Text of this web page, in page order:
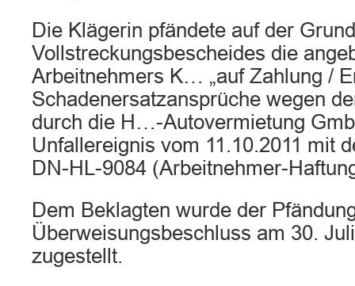
Die Klägerin pfändete auf der
Vollstreckungsbescheides die
Arbeitnehmers K… „auf Zahlung /
Schadenersatzansprüche wegen
durch die H…-Autovermietung
Unfallereignis vom 11.10.2011 mit
DN-HL-9084 (Arbeitnehmer-
Dem Beklagten wurde der
Überweisungsbeschluss am 30.
zugestellt.